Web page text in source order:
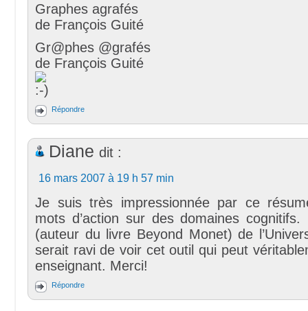
Graphes agrafés
de François Guité
Gr@phes @grafés
de François Guité
Répondre
Diane dit :
16 mars 2007 à 19 h 57 min
Je suis très impressionnée par ce
mots d’action sur des domaines cognitifs.
(auteur du livre Beyond Monet) de
serait ravi de voir cet outil qui peut
enseignant. Merci!
Répondre